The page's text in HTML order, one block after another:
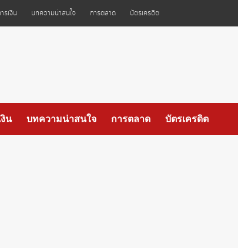
รเงิน บทความน่าสนใจ การตลาด บัตรเครดิต
งิน บทความน่าสนใจ การตลาด บัตรเครดิต